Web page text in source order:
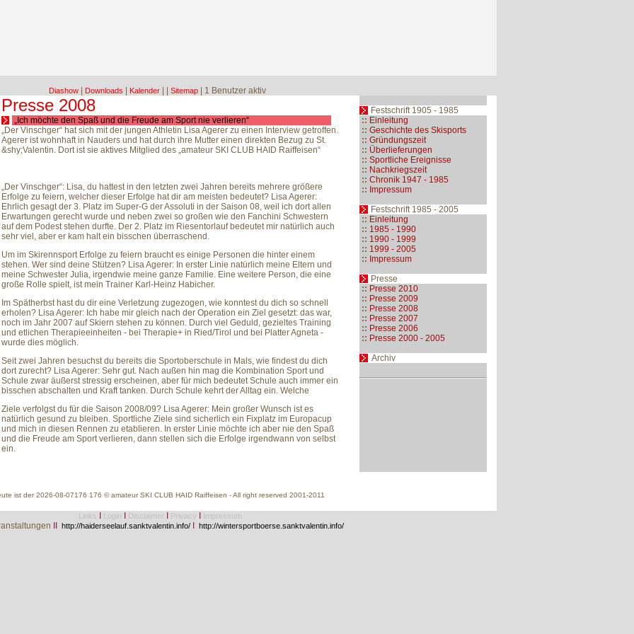
Diashow Downloads Kalender Sitemap | 1 Benutzer aktiv
Presse 2008
„Ich möchte den Spaß und die Freude am Sport nie verlieren“
„Der Vinschger“ hat sich mit der jungen Athletin Lisa Agerer zu einen Interview getroffen.
Agerer ist wohnhaft in Nauders und hat durch ihre Mutter einen direkten Bezug zu St.
&shy;Valentin. Dort ist sie aktives Mitglied des „amateur SKI CLUB HAID Raiffeisen“
„Der Vinschger“: Lisa, du hattest in den letzten zwei Jahren bereits mehrere größere
Erfolge zu feiern, welcher dieser Erfolge hat dir am meisten bedeutet? Lisa Agerer:
Ehrlich gesagt der 3. Platz im Super-G der Assoluti in der Saison 08, weil ich dort allen
Erwartungen gerecht wurde und neben zwei so großen wie den Fanchini Schwestern
auf dem Podest stehen durfte. Der 2. Platz im Riesentorlauf bedeutet mir natürlich auch
sehr viel, aber er kam halt ein bisschen überraschend.
Um im Skirennsport Erfolge zu feiern braucht es einige Personen die hinter einem
stehen. Wer sind deine Stützen? Lisa Agerer: In erster Linie natürlich meine Eltern und
meine Schwester Julia, irgendwie meine ganze Familie. Eine weitere Person, die eine
große Rolle spielt, ist mein Trainer Karl-Heinz Habicher.
Im Spätherbst hast du dir eine Verletzung zugezogen, wie konntest du dich so schnell
erholen? Lisa Agerer: Ich habe mir gleich nach der Operation ein Ziel gesetzt: das war,
noch im Jahr 2007 auf Skiern stehen zu können. Durch viel Geduld, gezieltes Training
und etlichen Therapieeinheiten - bei Therapie+ in Ried/Tirol und bei Platter Agneta -
wurde dies möglich.
Seit zwei Jahren besuchst du bereits die Sportoberschule in Mals, wie findest du dich
dort zurecht? Lisa Agerer: Sehr gut. Nach außen hin mag die Kombination Sport und
Schule zwar äußerst stressig erscheinen, aber für mich bedeutet Schule auch immer ein
bisschen abschalten und Kraft tanken. Durch Schule kehrt der Alltag ein. Welche
Ziele verfolgst du für die Saison 2008/09? Lisa Agerer: Mein großer Wunsch ist es
natürlich gesund zu bleiben. Sportliche Ziele sind sicherlich ein Fixplatz im Europacup
und mich in diesen Rennen zu etablieren. In erster Linie möchte ich aber nie den Spaß
und die Freude am Sport verlieren, dann stellen sich die Erfolge irgendwann von selbst
ein.
Festschrift 1905 - 1985
:: Einleitung
:: Geschichte des Skisports
:: Gründungszeit
:: Überlieferungen
:: Sportliche Ereignisse
:: Nachkriegszeit
:: Chronik 1947 - 1985
:: Impressum
Festschrift 1985 - 2005
:: Einleitung
:: 1985 - 1990
:: 1990 - 1999
:: 1999 - 2005
:: Impressum
Presse
:: Presse 2010
:: Presse 2009
:: Presse 2008
:: Presse 2007
:: Presse 2006
:: Presse 2000 - 2005
Archiv
ist der 2026-08-07176 176 © amateur SKI CLUB HAID Raiffeisen - All right reserved 2001-2011
Links Login Disclaimer Privacy Impressum
http://haiderseelauf.sanktvalentin.info/ http://wintersportboerse.sanktvalentin.info/